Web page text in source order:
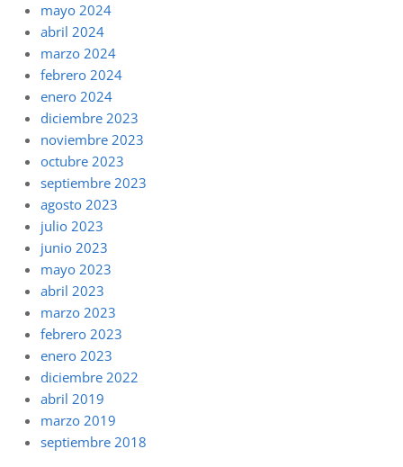
mayo 2024
abril 2024
marzo 2024
febrero 2024
enero 2024
diciembre 2023
noviembre 2023
octubre 2023
septiembre 2023
agosto 2023
julio 2023
junio 2023
mayo 2023
abril 2023
marzo 2023
febrero 2023
enero 2023
diciembre 2022
abril 2019
marzo 2019
septiembre 2018